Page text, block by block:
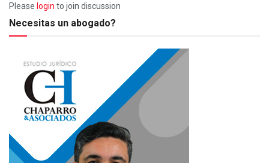
Please login to join discussion
Necesitas un abogado?